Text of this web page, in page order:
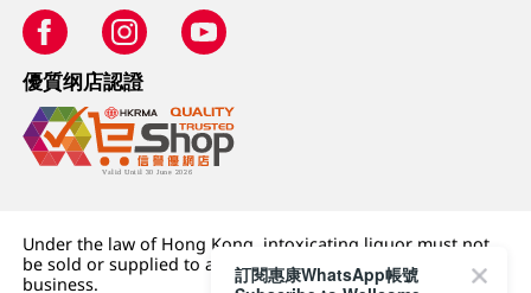
優質纲店認證
Under the law of Hong Kong, intoxicating liquor must not
be sold or supplied to a minor (under 18) in the course of
business.
訂閱惠康WhatsApp帳號